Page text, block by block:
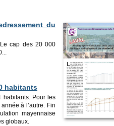
du
cap des 20 000
habitants
habitants. Pour les
à l’autre. Fin
mayennaise
globaux.